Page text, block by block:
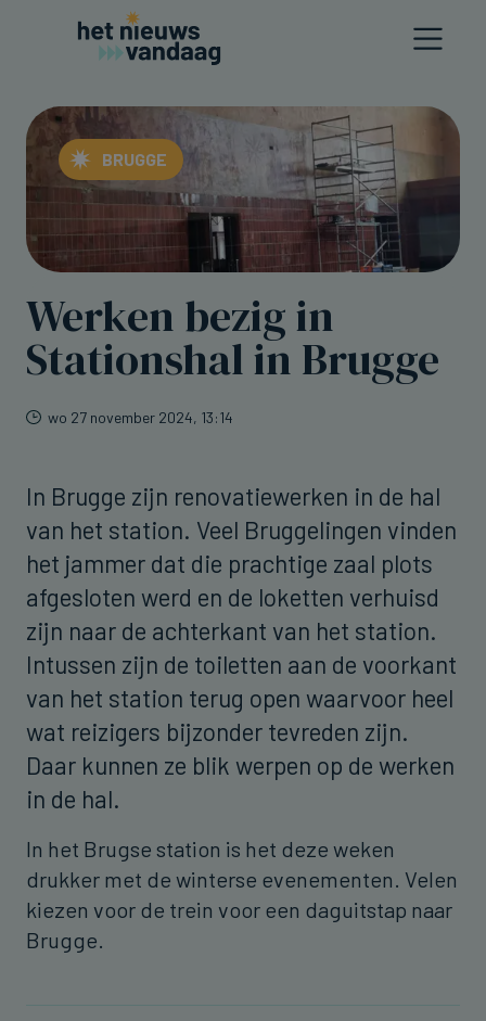
BRUGGE
Werken bezig in
Stationshal in Brugge
wo 27 november 2024, 13:14
In Brugge zijn renovatiewerken in de hal
van het station. Veel Bruggelingen vinden
het jammer dat die prachtige zaal plots
afgesloten werd en de loketten verhuisd
zijn naar de achterkant van het station.
Intussen zijn de toiletten aan de voorkant
van het station terug open waarvoor heel
wat reizigers bijzonder tevreden zijn.
Daar kunnen ze blik werpen op de werken
in de hal.
In het Brugse station is het deze weken
drukker met de winterse evenementen. Velen
kiezen voor de trein voor een daguitstap naar
Brugge.